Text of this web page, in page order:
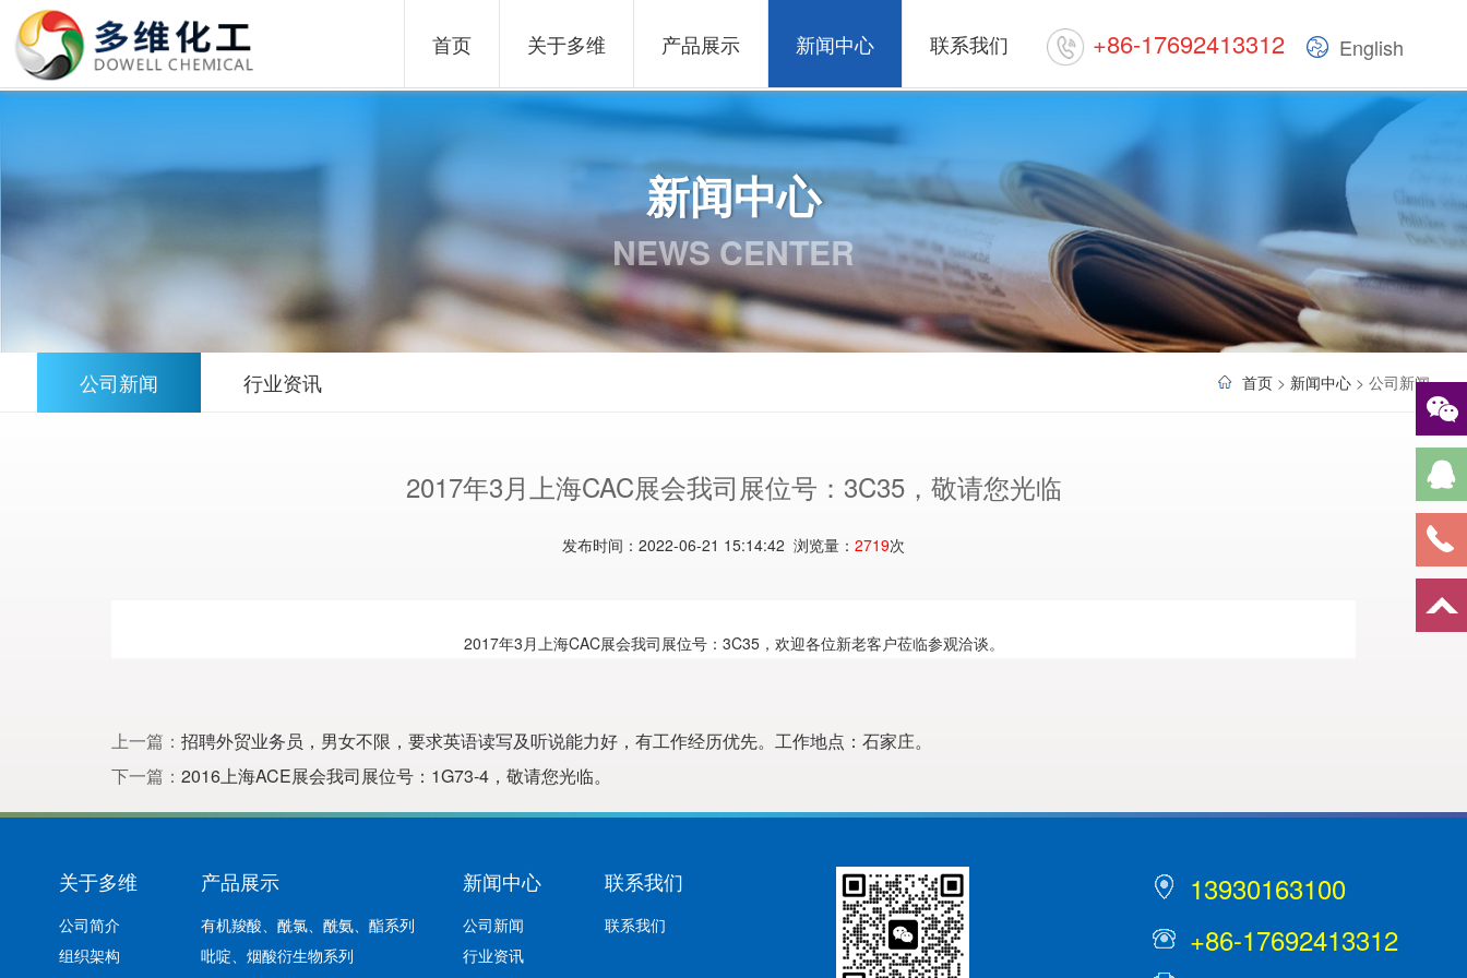
首页 关于多维 产品展示 新闻中心 联系我们 +86-17692413312 English
新闻中心
NEWS CENTER
公司新闻 行业资讯 首页 > 新闻中心 > 公司新闻
2017年3月上海CAC展会我司展位号：3C35，敬请您光临
发布时间：2022-06-21 15:14:42 浏览量： 2719次
2017年3月上海CAC展会我司展位号：3C35，欢迎各位新老客户莅临参观洽谈。
上一篇： 招聘外贸业务员，男女不限，要求英语读写及听说能力好，有工作经历优先。工作地点：石家庄。
下一篇： 2016上海ACE展会我司展位号：1G73-4，敬请您光临。
关于多维
公司简介
组织架构
产品展示
有机羧酸、酰氯、酰氨、酯系列
吡啶、烟酸衍生物系列
新闻中心
公司新闻
行业资讯
联系我们
联系我们
13930163100
+86-17692413312